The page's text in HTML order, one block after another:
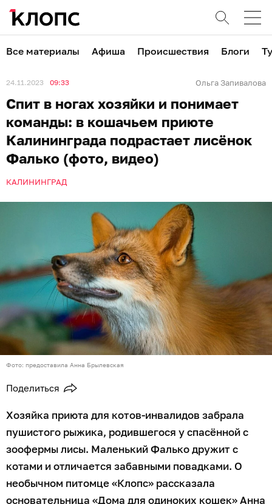
Все материалы Афиша Происшествия Блоги
24.11.2023 09:33 Ольга Запивалова
Спит в ногах хозяйки и понимает
команды: в кошачьем приюте
Калининграда подрастает лисёнок
Фалько (фото, видео)
КАЛИНИНГРАД
Фото: предоставила Анна Брылевская
Поделиться
Хозяйка приюта для котов-инвалидов забрала
пушистого рыжика, родившегося у спасённой с
зоофермы лисы. Маленький Фалько дружит с
котами и отличается забавными повадками. О
необычном питомце «Клопс» рассказала
основательница «Дома для одиноких кошек»Анна